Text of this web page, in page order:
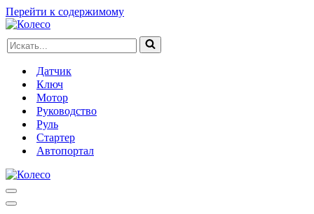
Перейти к содержимому
Искать...
Датчик
Ключ
Мотор
Руководство
Руль
Стартер
Автопортал
Меню
навигации
Меню